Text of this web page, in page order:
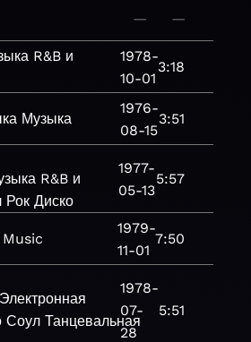
— —
R&B и
1978-
10-01
3:18
Музыка
1976-
08-15
3:51
R&B и
Рок Диско
1977-
05-13
5:57
Music
1979-
11-01
7:50
Электронная
Соул Танцевальная
1978-
07-
28
5:51